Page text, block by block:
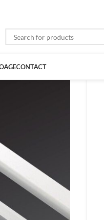
CONTACT